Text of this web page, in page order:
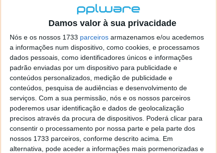
Damos valor à sua privacidade
Nós e os nossos 1733 parceiros armazenamos e/ou acedemos
a informações num dispositivo, como cookies, e processamos
dados pessoais, como identificadores únicos e informações
padrão enviadas por um dispositivo para publicidade e
conteúdos personalizados, medição de publicidade e
conteúdos, pesquisa de audiências e desenvolvimento de
serviços. Com a sua permissão, nós e os nossos parceiros
poderemos usar identificação e dados de geolocalização
precisos através da procura de dispositivos. Poderá clicar para
consentir o processamento por nossa parte e pela parte dos
nossos 1733 parceiros, conforme descrito acima. Em
alternativa, pode aceder a informações mais pormenorizadas e
que significa que havia pelo menos uma outra
fonte não explicada.
Explicou o professor Phil Bland da Universidade de
Curtin, um dos membros da equipa de Glasgow.
O Sol foi o culpado...
Segundo o que é referido no estudo, o vento solar
criou água na superfície de pequenos grãos de poeira
e esta água isotopicamente mais leve provavelmente
forneceu o restante da água da Terra.